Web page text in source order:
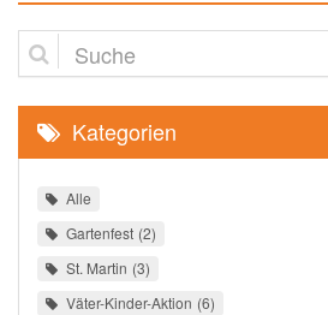
Suche
Kategorien
Alle
Gartenfest 2
St. Martin 3
Väter-Kinder-Aktion 6